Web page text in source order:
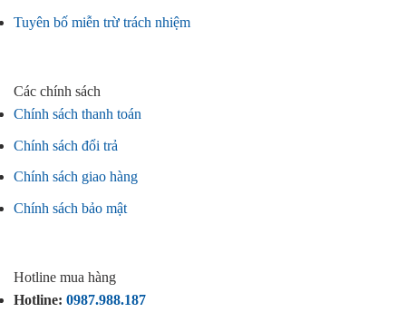
Tuyên bố miễn trừ trách nhiệm
Các chính sách
Chính sách thanh toán
Chính sách đổi trả
Chính sách giao hàng
Chính sách bảo mật
Hotline mua hàng
Hotline: 0987.988.187